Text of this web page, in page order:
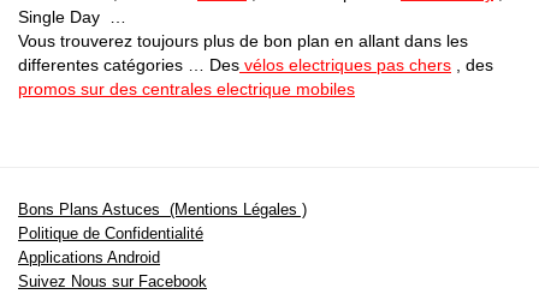
Single Day …
Vous trouverez toujours plus de bon plan en allant dans les
differentes catégories … Des vélos electriques pas chers , des
promos sur des centrales electrique mobiles
Bons Plans Astuces (Mentions Légales )
Politique de Confidentialité
Applications Android
Suivez Nous sur Facebook